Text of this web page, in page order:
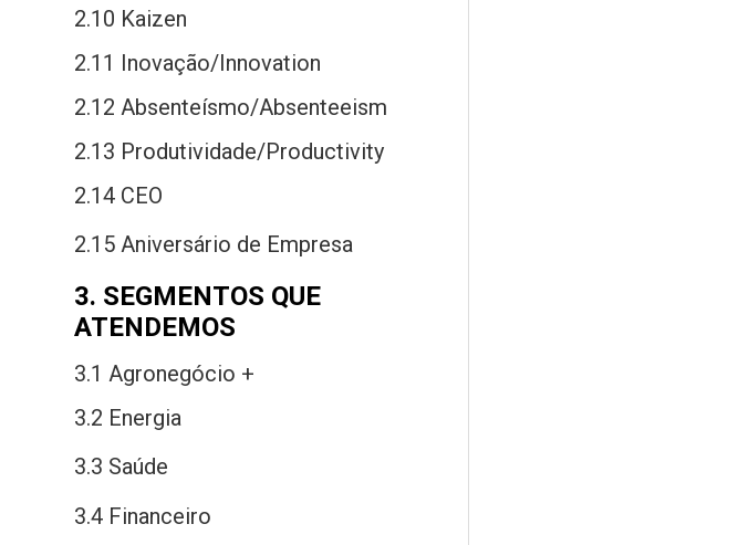
2.10 Kaizen
2.11 Inovação/Innovation
2.12 Absenteísmo/Absenteeism
2.13 Produtividade/Productivity
2.14 CEO
2.15 Aniversário de Empresa
3. SEGMENTOS QUE
ATENDEMOS
3.1 Agronegócio +
3.2 Energia
3.3 Saúde
3.4 Financeiro